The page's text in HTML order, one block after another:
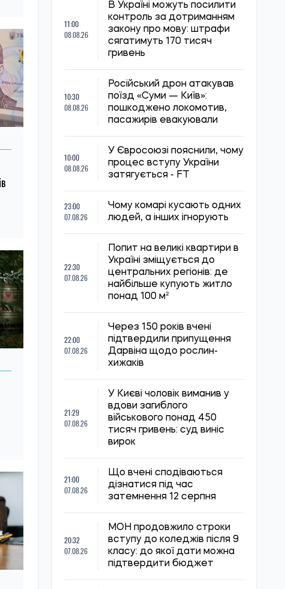
11:00
08.08.26
В Україні можуть посилити
контроль за дотриманням
закону про мову: штрафи
сягатимуть 170 тисяч
гривень
10:30
08.08.26
Російський дрон атакував
поїзд «Суми — Київ»:
пошкоджено локомотив,
пасажирів евакуювали
10:00
08.08.26
У Євросоюзі пояснили, чому
процес вступу України
затягується - FT
23:00
07.08.26
Чому комарі кусають одних
людей, а інших ігнорують
22:30
07.08.26
Попит на великі квартири в
Україні зміщується до
центральних регіонів: де
найбільше купують житло
понад 100 м²
22:00
07.08.26
Через 150 років вчені
підтвердили припущення
Дарвіна щодо рослин-
хижаків
21:29
07.08.26
У Києві чоловік виманив у
вдови загиблого
військового понад 450
тисяч гривень: суд виніс
вирок
21:00
07.08.26
Що вчені сподіваються
дізнатися під час
затемнення 12 серпня
20:32
07.08.26
МОН продовжило строки
вступу до коледжів після 9
класу: до якої дати можна
підтвердити бюджет